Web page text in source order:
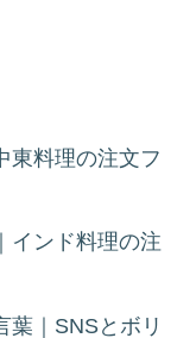
東料理の注文フ
インド料理の注
葉｜SNSとボリ